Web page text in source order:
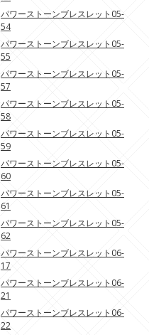
パワーストーンブレスレット05-
54
パワーストーンブレスレット05-
55
パワーストーンブレスレット05-
57
パワーストーンブレスレット05-
58
パワーストーンブレスレット05-
59
パワーストーンブレスレット05-
60
パワーストーンブレスレット05-
61
パワーストーンブレスレット05-
62
パワーストーンブレスレット06-
17
パワーストーンブレスレット06-
21
パワーストーンブレスレット06-
22